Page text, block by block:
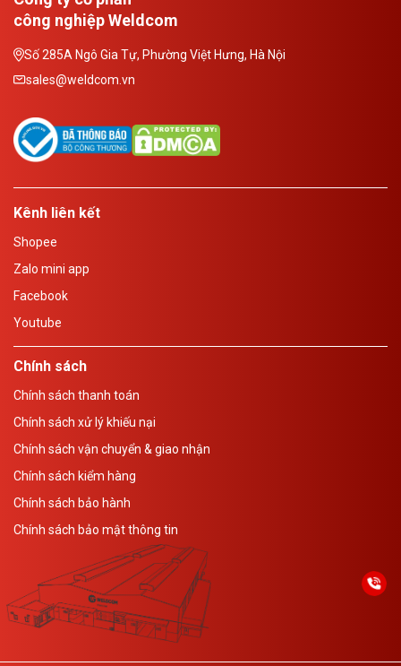
công nghiệp Weldcom
Số 285A Ngô Gia Tự, Phường Việt Hưng, Hà Nội
sales@weldcom.vn
Kênh liên kết
Shopee
Zalo mini app
Facebook
Youtube
Chính sách
Chính sách thanh toán
Chính sách xử lý khiếu nại
Chính sách vận chuyển & giao nhận
Chính sách kiểm hàng
Chính sách bảo hành
Chính sách bảo mật thông tin